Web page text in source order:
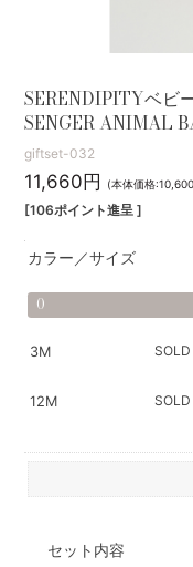
SERENDIPITYベビ
SENGER ANIMAL
giftset-032
11,660円 (本体価格
[106ポイント進呈 ]
カラー／サイズ
0
3M
12M
セット内容